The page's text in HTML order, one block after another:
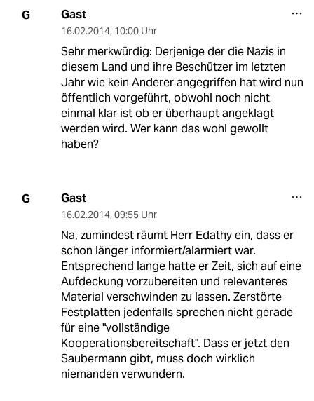
G Gast
16.02.2014, 10:00 Uhr
Sehr merkwürdig: Derjenige der die Nazis in
diesem Land und ihre Beschützer im letzten
Jahr wie kein Anderer angegriffen hat wird nun
öffentlich vorgeführt, obwohl noch nicht
einmal klar ist ob er überhaupt angeklagt
werden wird. Wer kann das wohl gewollt
haben?
G Gast
16.02.2014, 09:55 Uhr
Na, zumindest räumt Herr Edathy ein, dass er
schon länger informiert/alarmiert war.
Entsprechend lange hatte er Zeit, sich auf eine
Aufdeckung vorzubereiten und relevanteres
Material verschwinden zu lassen. Zerstörte
Festplatten jedenfalls sprechen nicht gerade
für eine "vollständige
Kooperationsbereitschaft". Dass er jetzt den
Saubermann gibt, muss doch wirklich
niemanden verwundern.